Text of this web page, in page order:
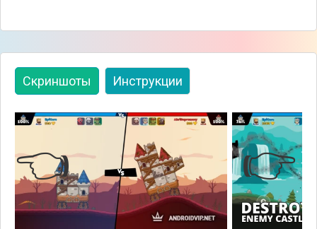
Скриншоты Инструкции
👈 👉